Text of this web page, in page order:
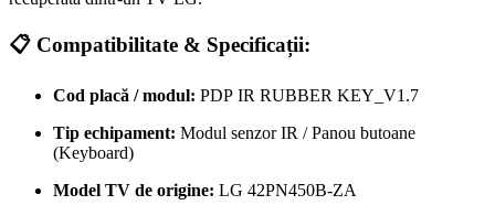
📋 Compatibilitate & Specificații:
Cod placă / modul: PDP IR RUBBER KEY_V1.7
Tip echipament: Modul senzor IR / Panou butoane
(Keyboard)
Model TV de origine: LG 42PN450B-ZA